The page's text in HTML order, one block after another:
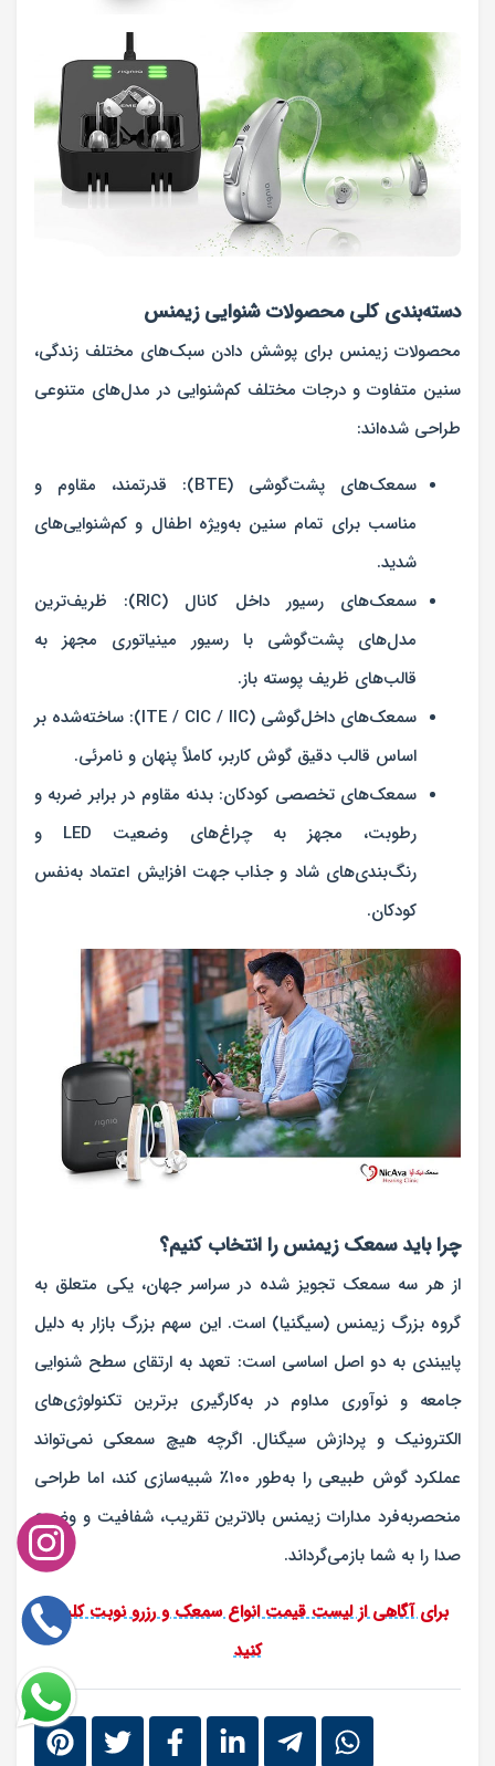
دسته‌بندی کلی محصولات شنوایی زیمنس
محصولات زیمنس برای پوشش دادن سبک‌های مختلف زندگی،
سنین متفاوت و درجات مختلف کم‌شنوایی در مدل‌های متنوعی
طراحی شده‌اند:
سمعک‌های پشت‌گوشی (BTE):
قدرتمند، مقاوم و
مناسب برای تمام سنین به‌ویژه اطفال و کم‌شنوایی‌های
شدید.
سمعک‌های رسیور داخل کانال (RIC):
ظریف‌ترین
مدل‌های پشت‌گوشی با رسیور مینیاتوری مجهز به
قالب‌های ظریف پوسته باز.
سمعک‌های داخل‌گوشی (ITE / CIC / IIC):
ساخته‌شده بر
اساس قالب دقیق گوش کاربر، کاملاً پنهان و نامرئی.
سمعک‌های تخصصی کودکان: بدنه مقاوم در برابر ضربه و
رطوبت، مجهز به چراغ‌های وضعیت LED و
رنگ‌بندی‌های شاد و جذاب جهت افزایش اعتماد به‌نفس
کودکان.
چرا باید سمعک زیمنس را انتخاب کنیم؟
از هر سه سمعک تجویز شده در سراسر جهان، یکی متعلق به
گروه بزرگ زیمنس (سیگنیا) است. این سهم بزرگ بازار به دلیل
پایبندی به دو اصل اساسی است: تعهد به ارتقای سطح شنوایی
جامعه و نوآوری مداوم در به‌کارگیری برترین تکنولوژی‌های
الکترونیک و پردازش سیگنال. اگرچه هیچ سمعکی نمی‌تواند
عملکرد گوش طبیعی را به‌طور ۱۰۰٪ شبیه‌سازی کند، اما طراحی
منحصر‌به‌فرد مدارات زیمنس بالاترین تقریب، شفافیت و وضوح
صدا را به شما بازمی‌گرداند.
برای آگاهی از لیست قیمت انواع سمعک و رزرو نوبت کلیک
کنید